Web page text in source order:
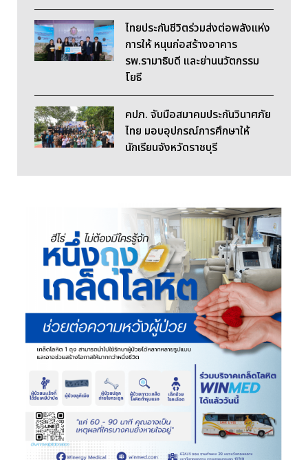
ไทยประกันชีวิตร่วมส่งต่อพลังแห่ง
การให้ หนุนก่อสร้างอาคาร
รพ.รามาธิบดี และย่านนวัตกรรม
โยธี
คปภ. จับมือสมาคมประกันวินาศภัย
ไทย มอบอุปกรณ์การศึกษาให้
นักเรียนจังหวัดราชบุรี